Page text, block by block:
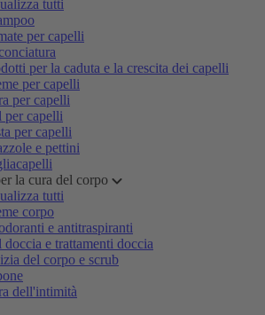
tutti
per capelli
per la caduta e la crescita dei capelli
per capelli
per capelli
per capelli
per capelli
e pettini
la cura del corpo
tutti
corpo
e antitraspiranti
doccia e trattamenti doccia
del corpo e scrub
dell'intimità